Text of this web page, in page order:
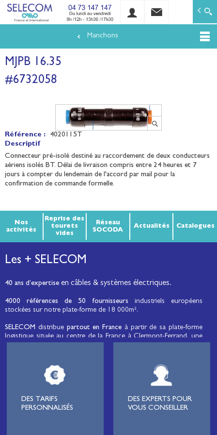
au
contenu
SELECOM
Matériels de réseaux électriques basse tension et
Manchons
MJPB 16.35
#6732058
Référence :
4020115T
Descriptif
Connecteur pré-isolé destiné au raccordement de deux conducteurs
aériens isolés BT. Délai de livraison compris entre 24 heures et 7
jours à compter du lendemain de l'accord par mail pour la
confirmation de commande formelle.
Nos
activités
Reprise des
tourets
vides
Réseau
SOCODA
Actualités Catalogues
Les + SELECOM
40 ans d’expertise en câbles & systèmes électriques.
4000 références de 50 fournisseurs industriels européens
stockées sur notre plate-forme de 18 000m².
SELECOM distribue partout en France à partir de sa plate-forme
logistique située au centre de la France à Clermont-Ferrand, une
, de matériel
d’éclairage public et d'éco-mobilité destinée aux professionnels de
Lignard, monteur de réseaux électriques, installateur électrique,
tableautier, collectivité, municipalité, exploitation agricole,
DES TARIFS
PERSONNALISÉS
DES EXPERTS POUR
VOUS CONSEILLER